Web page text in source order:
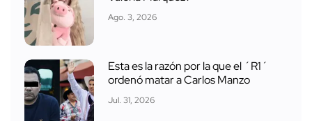
Ago. 3, 2026
Esta es la razón por la que el ´R1´
ordenó matar a Carlos Manzo
Jul. 31, 2026